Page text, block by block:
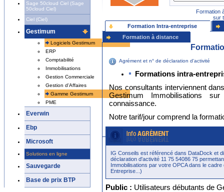
Sage 50cloud Ciel (Sage
50cloud Ciel)
Ciel (Ciel)
Gestimum
Logiciels Gestimum
ERP
Comptabilité
Immobilisations
Gestion Commerciale
Gestion d'Affaires
Gamme Gestimum
PME
Everwin
Ebp
Microsoft
Solutions en ligne
Sauvegarde
Base de prix BTP
Formation
sur
Formation Intra-entreprise
Formation à distance
Agrément et n° de déclaration d'activité
Formations intra-
Nos consultants interviennent
Gestimum Immobilisations
connaissance.
Notre tarif/jour comprend la
Gestimum Immobilisations
Objectifs :Gérer toutes les
d'Immobilisations Gestimum. Vous
Gestimum Immobilisations.
Public : Utilisateurs débutants de
IG Conseils est référencé dans DataDock et
déclaration d'activité 11 75 54086 75
Immobilisations par votre OPCA dans le
Entreprise...)